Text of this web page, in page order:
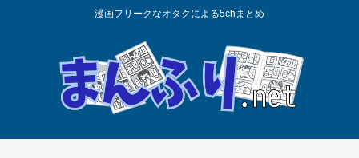
漫画フリークなオタクによる5chまとめ